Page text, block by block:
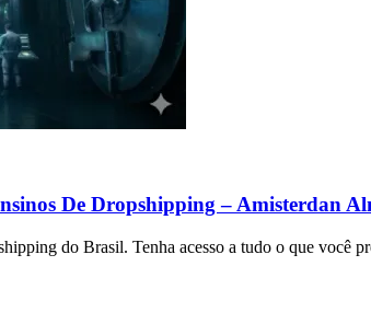
De Dropshipping – Amisterdan
do Brasil. Tenha acesso a tudo o que você